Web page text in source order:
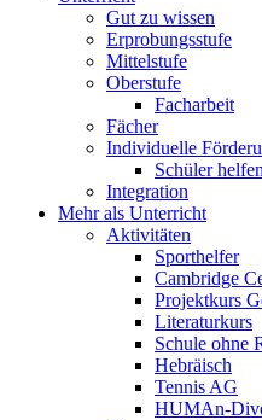
Gut zu wissen
Erprobungsstufe
Mittelstufe
Oberstufe
Facharbeit
Fächer
Individuelle
Schüler
Integration
Mehr als Unterricht
Aktivitäten
Sporthelfer
Cambridge
Projektkurs
Literaturkurs
Schule ohne
Hebräisch
Tennis AG
HUMAn-